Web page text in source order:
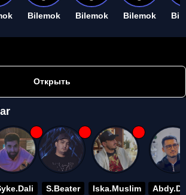
Bilemok Bilemok Bilemok
Открыть
S.Beater Iska.Muslim